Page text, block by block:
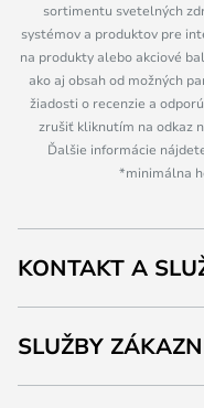
sortimentu svetelných
systémov a produktov pre
na produkty alebo akciové
ako aj obsah od možných
žiadosti o recenzie a
zrušiť kliknutím na odkaz
Ďalšie informácie
*minimálna
KONTAKT A
SLUŽBY